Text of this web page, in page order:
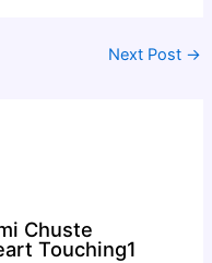
Next Post →
Chuste
Touching1